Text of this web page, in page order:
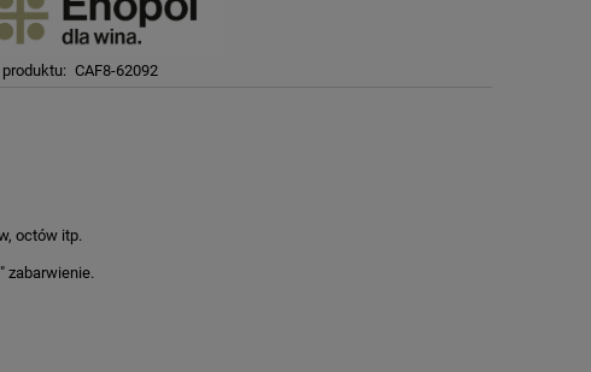
produktu: CAF8-62092
octów itp.
zabarwienie.